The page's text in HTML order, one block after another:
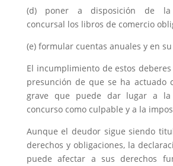
(d) poner a disposición de la
concursal los libros de comercio
(e) formular cuentas anuales y en
El incumplimiento de estos
presunción de que se ha actuado
grave que puede dar lugar a la
concurso como culpable y a la
Aunque el deudor sigue siendo
derechos y obligaciones, la
puede afectar a sus derechos